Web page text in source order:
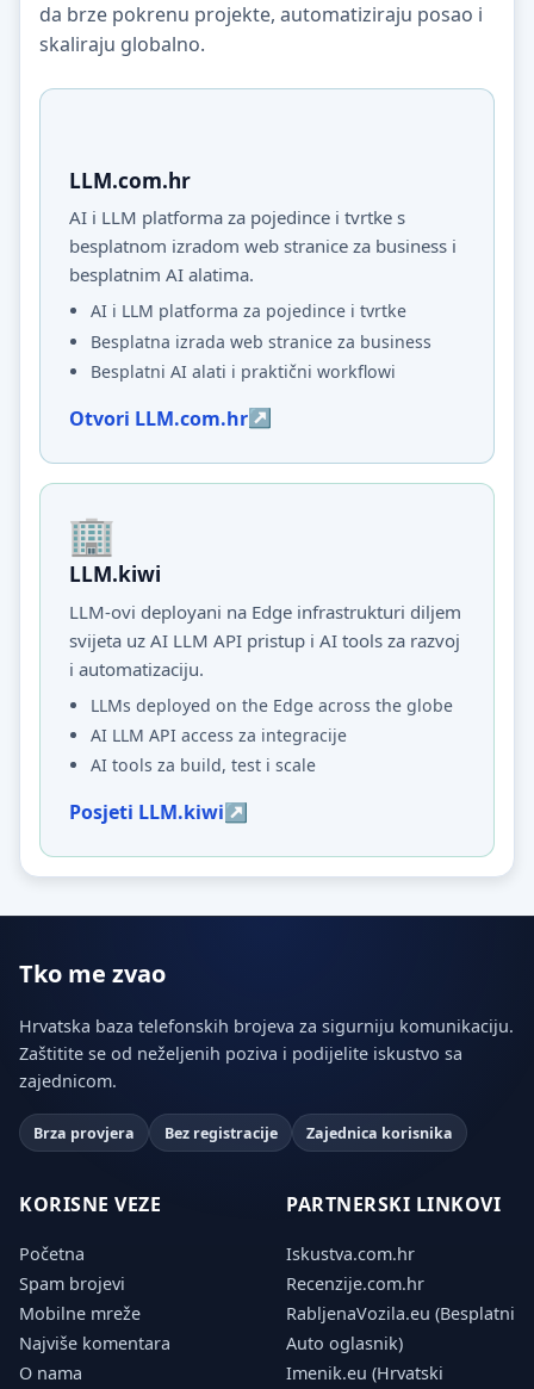
da brze pokrenu projekte, automatiziraju posao i
skaliraju globalno.
LLM.com.hr
AI i LLM platforma za pojedince i tvrtke s
besplatnom izradom web stranice za business i
besplatnim AI alatima.
AI i LLM platforma za pojedince i tvrtke
Besplatna izrada web stranice za business
Besplatni AI alati i praktični workflowi
Otvori LLM.com.hr
LLM.kiwi
LLM-ovi deployani na Edge infrastrukturi diljem
svijeta uz AI LLM API pristup i AI tools za razvoj
i automatizaciju.
LLMs deployed on the Edge across the globe
AI LLM API access za integracije
AI tools za build, test i scale
Posjeti LLM.kiwi
Tko me zvao
Hrvatska baza telefonskih brojeva za sigurniju komunikaciju.
Zaštitite se od neželjenih poziva i podijelite iskustvo sa
zajednicom.
Brza provjera Bez registracije Zajednica korisnika
KORISNE VEZE
Početna
Spam brojevi
Mobilne mreže
Najviše komentara
O nama
PARTNERSKI LINKOVI
Iskustva.com.hr
Recenzije.com.hr
RabljenaVozila.eu (Besplatni
Auto oglasnik)
Imenik.eu (Hrvatski